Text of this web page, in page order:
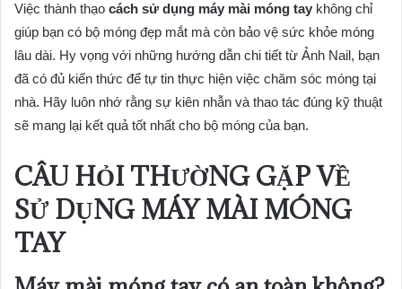
Việc thành thạo cách sử dụng máy mài móng tay không chỉ
giúp bạn có bộ móng đẹp mắt mà còn bảo vệ sức khỏe móng
lâu dài. Hy vọng với những hướng dẫn chi tiết từ Ảnh Nail, bạn
đã có đủ kiến thức để tự tin thực hiện việc chăm sóc móng tại
nhà. Hãy luôn nhớ rằng sự kiên nhẫn và thao tác đúng kỹ thuật
sẽ mang lại kết quả tốt nhất cho bộ móng của bạn.
CÂU HỎI THƯỜNG GẶP VỀ
SỬ DỤNG MÁY MÀI MÓNG
TAY